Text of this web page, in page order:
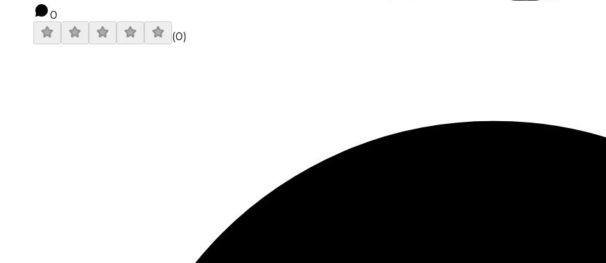
0
(0)